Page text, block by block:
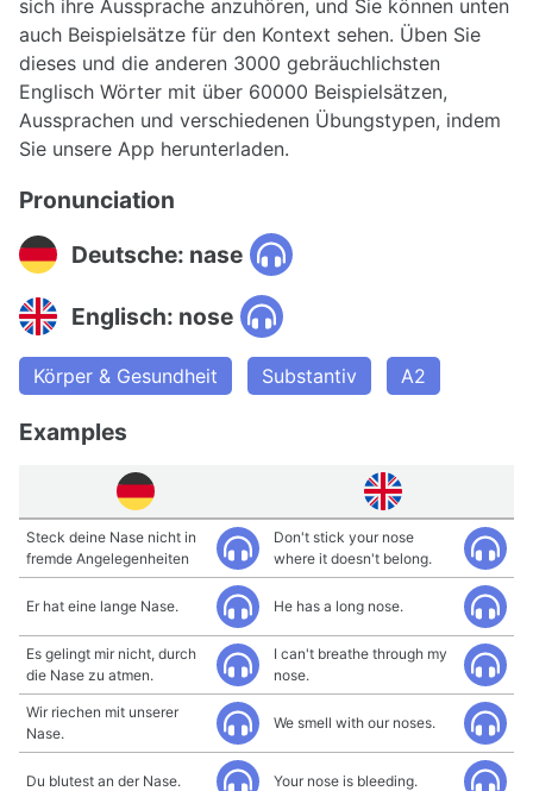
sich ihre Aussprache anzuhören, und Sie können unten
auch Beispielsätze für den Kontext sehen. Üben Sie
dieses und die anderen 3000 gebräuchlichsten
Englisch Wörter mit über 60000 Beispielsätzen,
Aussprachen und verschiedenen Übungstypen, indem
Sie unsere App herunterladen.
Pronunciation
Deutsche: nase
Englisch: nose
Körper & Gesundheit Substantiv A2
Examples
Steck deine Nase nicht in
fremde Angelegenheiten
Don't stick your nose
where it doesn't belong.
Er hat eine lange Nase. He has a long nose.
Es gelingt mir nicht, durch
die Nase zu atmen.
I can't breathe through my
nose.
Wir riechen mit unserer
Nase.
We smell with our noses.
Du blutest an der Nase. Your nose is bleeding.